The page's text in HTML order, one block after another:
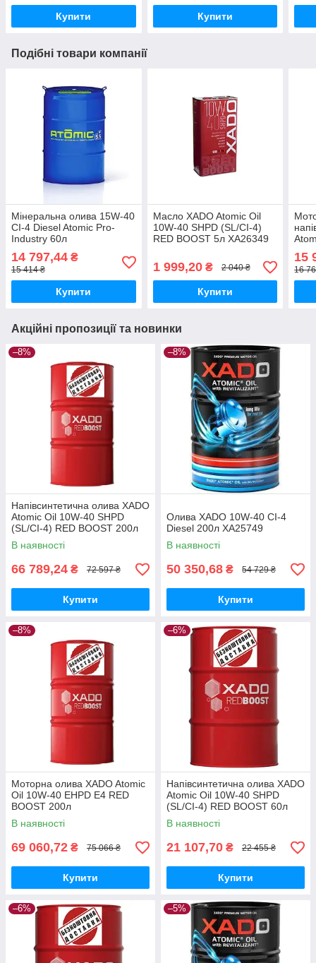
Купити Купити
Подібні товари компанії
Мінеральна олива 15W-40
CI-4 Diesel Atomic Pro-
Industry 60л
14 797,44 ₴
15 414 ₴
Купити
Масло XADO Atomic Oil
10W-40 SHPD (SL/CI-4)
RED BOOST 5л ХА26349
1 999,20₴ 2 040 ₴
Купити
15
16
Акційні пропозиції та новинки
–8%
Напівсинтетична олива XADO
Atomic Oil 10W-40 SHPD
(SL/CI-4) RED BOOST 200л
В наявності
66 789,24 ₴ 72 597 ₴
Купити
–8%
Олива XADO 10W-40 CI-4
Diesel 200л XA25749
В наявності
50 350,68 ₴ 54 729 ₴
Купити
–8%
Моторна олива XADO Atomic
Oil 10W-40 EHPD E4 RED
BOOST 200л
В наявності
69 060,72 ₴ 75 066 ₴
Купити
–6%
Напівсинтетична олива XADO
Atomic Oil 10W-40 SHPD
(SL/CI-4) RED BOOST 60л
В наявності
21 107,70 ₴ 22 455 ₴
Купити
–6% –5%